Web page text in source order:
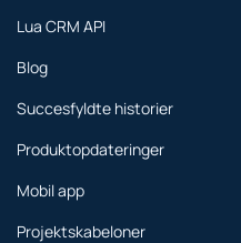
Lua CRM API
Blog
Succesfyldte historier
Produktopdateringer
Mobil app
Projektskabeloner